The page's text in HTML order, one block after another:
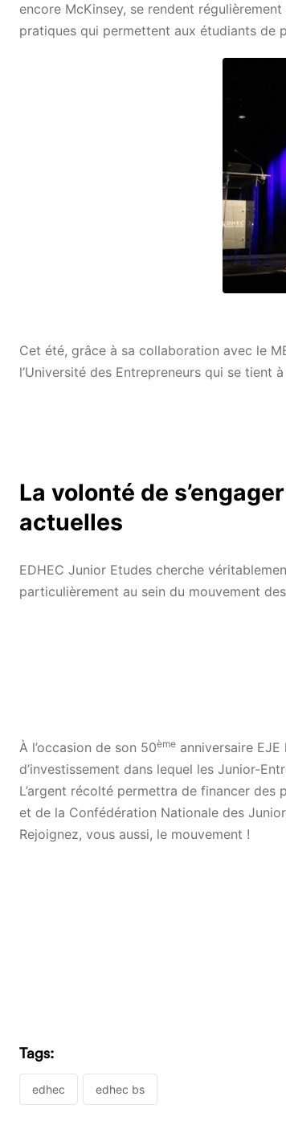
encore McKinsey, se rendent
pratiques qui permettent aux étudiants de
Cet été, grâce à sa collaboration avec le
l’Université des Entrepreneurs qui se tient
La volonté de
actuelles
EDHEC Junior Etudes cherche
particulièrement au sein du mouvement
À l’occasion de son 50ème anniversaire
d’investissement dans lequel les Junior-
L’argent récolté permettra de financer des
et de la Confédération Nationale des
Rejoignez, vous aussi, le mouvement !
Tags:
edhec edhec bs